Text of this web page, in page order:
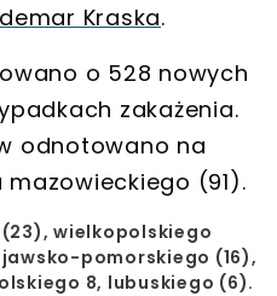
Kraska.
o 528 nowych
zakażenia.
odnotowano na
(91).
wielkopolskiego
pomorskiego (16),
8, lubuskiego (6).